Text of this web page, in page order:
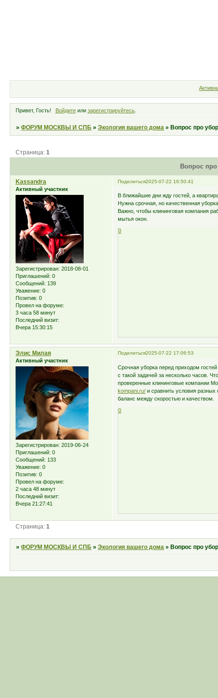
Привет, Гость! Войдитеили зарегистрируйтесь.
»ФОРУМ МОСКВЫ И СПБ »Экология вашего дома »Вопрос про
Вопрос
Страница:1
Поделиться2025-07-22 16:50:41
Kassandra
Активный участник
Зарегистрирован: 2018-08-01
Приглашений: 0
Сообщений: 139
Уважение: 0
Позитив: 0
Провел на форуме:
3 часа 58 минут
Последний визит:
Вчера 15:30:15
В ближайшие дни жду гостей, а
Нужна срочная, но качественная
Важно, чтобы клининговая компания
мытья окон.
0
Поделиться2025-07-22 17:06:53
Элис Милая
Активный участник
Зарегистрирован: 2019-06-24
Приглашений: 0
Сообщений: 133
Уважение: 0
Позитив: 0
Провел на форуме:
2 часа 48 минут
Последний визит:
Вчера 21:27:41
Срочная уборка перед приходом
с такой задачей за несколько часов.
проверенные клининговые компании
kompani.ru/ и сравнить условия
баланс между скоростью и качеством.
0
Страница:1
»ФОРУМ МОСКВЫ И СПБ »Экология вашего дома » Вопрос про